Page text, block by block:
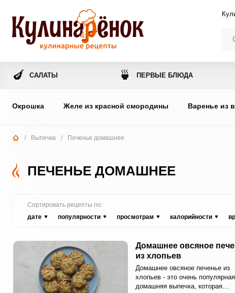
🍆 САЛАТЫ 🍵 ПЕРВЫЕ БЛЮДА
Окрошка Желе из красной смородины Варенье из
/ Выпечка / Печенье домашнее
ПЕЧЕНЬЕ ДОМАШНЕЕ
Сортировать рецепты по:
дате
популярности просмотрам калорийности
Домашнее овсяное
из хлопьев
Домашнее овсяное печенье из
хлопьев - это очень популярная
домашняя выпечка, которая